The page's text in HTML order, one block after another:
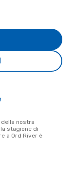
stagione di
a Ord River è